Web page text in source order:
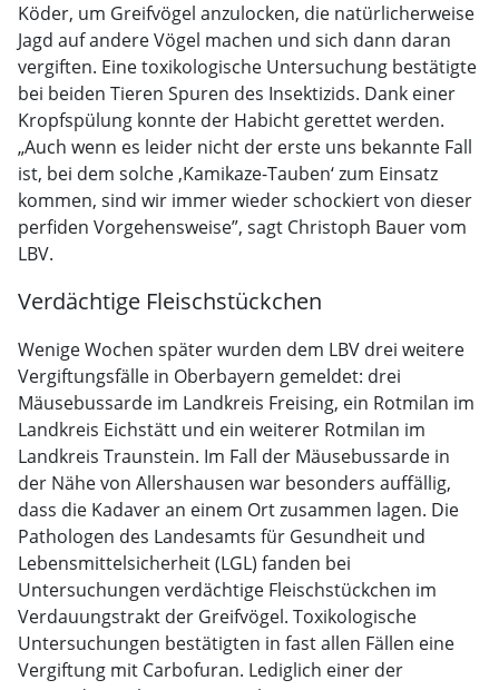
Köder, um Greifvögel anzulocken, die natürlicherweise
Jagd auf andere Vögel machen und sich dann daran
vergiften. Eine toxikologische Untersuchung bestätigte
bei beiden Tieren Spuren des Insektizids. Dank einer
Kropfspülung konnte der Habicht gerettet werden.
„Auch wenn es leider nicht der erste uns bekannte Fall
ist, bei dem solche ‚Kamikaze-Tauben‘ zum Einsatz
kommen, sind wir immer wieder schockiert von dieser
perfiden Vorgehensweise”, sagt Christoph Bauer vom
LBV.
Verdächtige Fleischstückchen
Wenige Wochen später wurden dem LBV drei weitere
Vergiftungsfälle in Oberbayern gemeldet: drei
Mäusebussarde im Landkreis Freising, ein Rotmilan im
Landkreis Eichstätt und ein weiterer Rotmilan im
Landkreis Traunstein. Im Fall der Mäusebussarde in
der Nähe von Allershausen war besonders auffällig,
dass die Kadaver an einem Ort zusammen lagen. Die
Pathologen des Landesamts für Gesundheit und
Lebensmittelsicherheit (LGL) fanden bei
Untersuchungen verdächtige Fleischstückchen im
Verdauungstrakt der Greifvögel. Toxikologische
Untersuchungen bestätigten in fast allen Fällen eine
Vergiftung mit Carbofuran. Lediglich einer der